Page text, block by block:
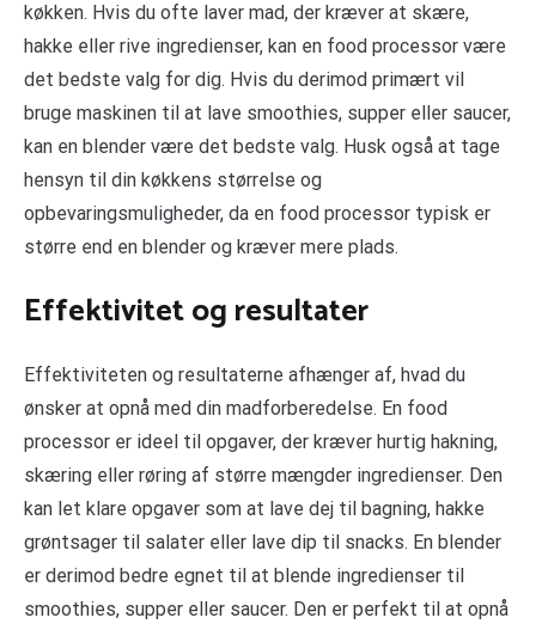
køkken. Hvis du ofte laver mad, der kræver at skære,
hakke eller rive ingredienser, kan en food processor være
det bedste valg for dig. Hvis du derimod primært vil
bruge maskinen til at lave smoothies, supper eller saucer,
kan en blender være det bedste valg. Husk også at tage
hensyn til din køkkens størrelse og
opbevaringsmuligheder, da en food processor typisk er
større end en blender og kræver mere plads.
Effektivitet og resultater
Effektiviteten og resultaterne afhænger af, hvad du
ønsker at opnå med din madforberedelse. En food
processor er ideel til opgaver, der kræver hurtig hakning,
skæring eller røring af større mængder ingredienser. Den
kan let klare opgaver som at lave dej til bagning, hakke
grøntsager til salater eller lave dip til snacks. En blender
er derimod bedre egnet til at blende ingredienser til
smoothies, supper eller saucer. Den er perfekt til at opnå